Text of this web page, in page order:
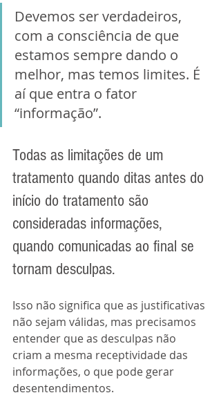
Devemos ser verdadeiros,
com a consciência de que
estamos sempre dando o
melhor, mas temos limites. É
aí que entra o fator
“informação”.
Todas as limitações de um
tratamento quando ditas antes do
início do tratamento são
consideradas informações,
quando comunicadas ao final se
tornam desculpas.
Isso não significa que as justificativas
não sejam válidas, mas precisamos
entender que as desculpas não
criam a mesma receptividade das
informações, o que pode gerar
desentendimentos.